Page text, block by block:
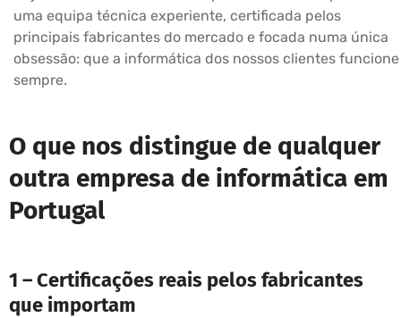
uma equipa técnica experiente, certificada pelos
principais fabricantes do mercado e focada numa única
obsessão: que a informática dos nossos clientes funcione
sempre.
O que nos distingue de qualquer
outra empresa de informática em
Portugal
1 – Certificações reais pelos fabricantes
que importam